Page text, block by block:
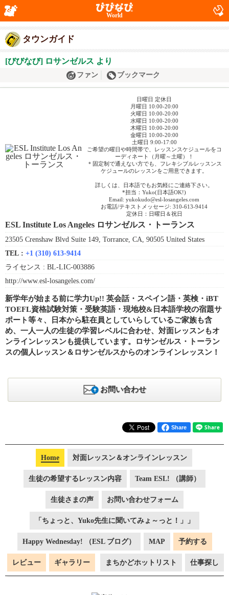
World
タウンガイド
[びびなび] ロサンゼルス より
ファン ブックマーク
日曜日 定休日
月曜日 10:00-20:00
火曜日 10:00-20:00
水曜日 10:00-20:00
木曜日 10:00-20:00
金曜日 10:00-20:00
土曜日 9:00-17:00
ご希望の曜日や時間帯で、レッスンスケジュールをコ
ーディネート（月曜～土曜）！
＊固定制で通えない方でも、フレキシブルレッスンス
ケジュールのレッスンをご用意できます。
詳しくは、日本語でもお気軽にご連絡下さい。
*担当：Yuko(日本語OK!)
Email: yukokudo@esl-losangeles.com
お電話/テキストメッセージ: 310-613-9414
定休日：日曜日＆祝日
ESL Institute Los Angeles ロサンゼルス・トーランス
23505 Crenshaw Blvd Suite 149, Torrance, CA, 90505 United States
TEL : +1 (310) 613-9414
ライセンス : BL-LIC-003886
http://www.esl-losangeles.com/
新学年が始まる前に学力Up!! 英会話・スペイン語・英検・iBT
TOEFL資格試験対策・受験英語・現地校&日本語学校の宿題サ
ポート等々、日本から駐在員としていらしているご家族も含
め、一人一人の生徒の学習レベルに合わせ、対面レッスンもオ
ンラインレッスンも提供しています。ロサンゼルス・トーラン
スの個人レッスン＆ロサンゼルスからのオンラインレッスン！
お問い合わせ
Share
Home 対面レッスン＆オンラインレッスン
生徒の希望するレッスン内容 Team ESL! （講師）
生徒さまの声 お問い合わせフォーム
「ちょっと、Yuko先生に聞いてみょ～っと！」」
Happy Wednesday! （ESL ブログ） MAP 予約する
レビュー ギャラリー まちかどホットリスト 仕事探し